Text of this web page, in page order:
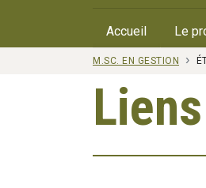
Accueil Le
M.SC. EN GESTION